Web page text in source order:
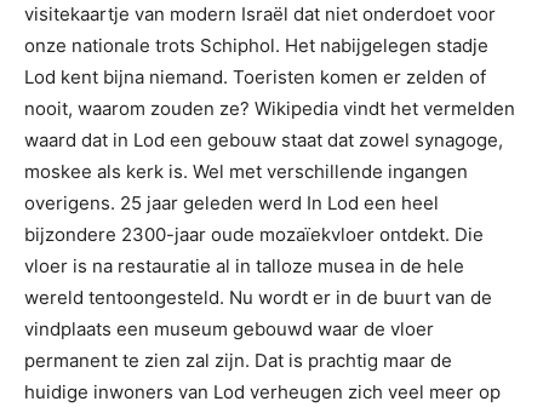
visitekaartje van modern Israël dat niet onderdoet voor
onze nationale trots Schiphol. Het nabijgelegen stadje
Lod kent bijna niemand. Toeristen komen er zelden of
nooit, waarom zouden ze? Wikipedia vindt het vermelden
waard dat in Lod een gebouw staat dat zowel synagoge,
moskee als kerk is. Wel met verschillende ingangen
overigens. 25 jaar geleden werd In Lod een heel
bijzondere 2300-jaar oude mozaïekvloer ontdekt. Die
vloer is na restauratie al in talloze musea in de hele
wereld tentoongesteld. Nu wordt er in de buurt van de
vindplaats een museum gebouwd waar de vloer
permanent te zien zal zijn. Dat is prachtig maar de
huidige inwoners van Lod verheugen zich veel meer op